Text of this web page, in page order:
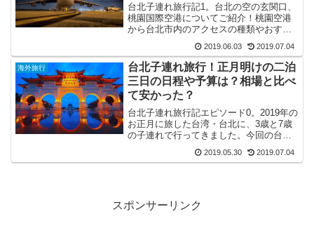
台北子連れ旅行記1。台北の空の玄関口、
桃園国際空港についてご紹介！桃園空港
から台北市内のアクセスの種類やおすす
類、路線図を調べてみました。運行本数
や乗車時の注意点を旅行記と合わせて書
き散らしてみました！
2019.06.03 2019.07.04
海外旅行
台北子連れ旅行！正月明けの二泊
三日の日程や予算は？相場と比べ
て安かった？
台北子連れ旅行記エピソード0。2019年の
お正月に旅した台湾・台北に、3歳と7歳
の子連れで行ってきました。今回の台北
社や宿泊先）、台北旅行の相場などをご
2019.05.30 2019.07.04
スポンサーリンク